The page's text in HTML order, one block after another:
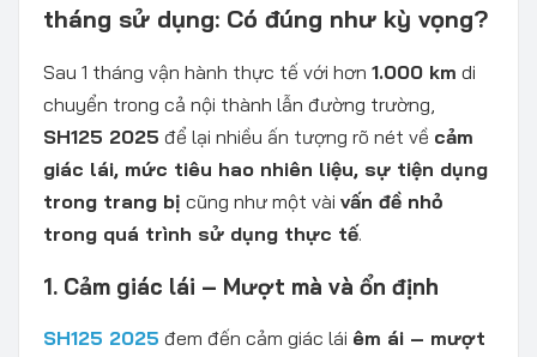
tháng sử dụng: Có đúng như kỳ vọng?
Sau 1 tháng vận hành thực tế với hơn 1.000 km di
chuyển trong cả nội thành lẫn đường trường,
SH125 2025 để lại nhiều ấn tượng rõ nét về cảm
giác lái, mức tiêu hao nhiên liệu, sự tiện dụng
trong trang bị cũng như một vài vấn đề nhỏ
trong quá trình sử dụng thực tế.
1. Cảm giác lái – Mượt mà và ổn định
SH125 2025 đem đến cảm giác lái êm ái – mượt